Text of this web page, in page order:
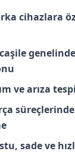
cihazlara
genelinde
ve arıza
süreçlerinde
sade ve